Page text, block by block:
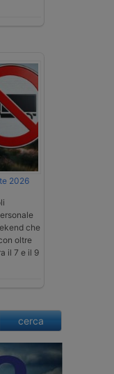
2026
che
oltre
il 7 e il 9
cerca